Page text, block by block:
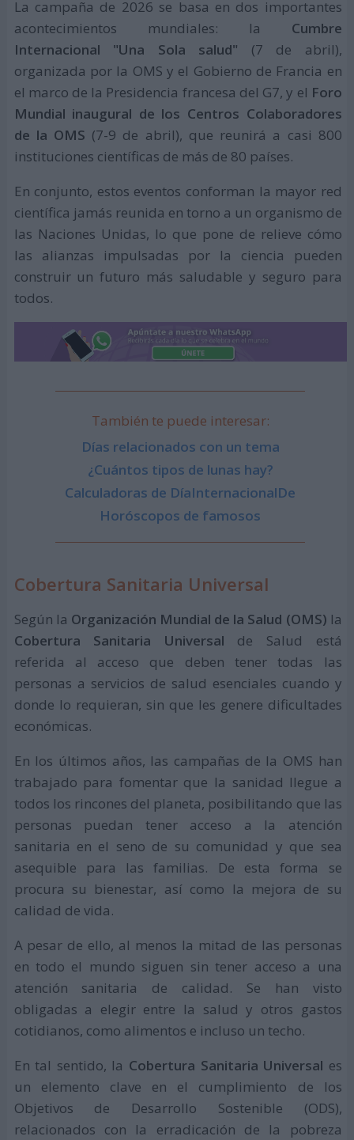
La campaña de 2026 se basa en dos importantes
acontecimientos mundiales: la Cumbre
Internacional "Una Sola salud" (7 de abril),
organizada por la OMS y el Gobierno de Francia en
el marco de la Presidencia francesa del G7, y el Foro
Mundial inaugural de los Centros Colaboradores
de la OMS (7-9 de abril), que reunirá a casi 800
instituciones científicas de más de 80 países.
En conjunto, estos eventos conforman la mayor red
científica jamás reunida en torno a un organismo de
las Naciones Unidas, lo que pone de relieve cómo
las alianzas impulsadas por la ciencia pueden
construir un futuro más saludable y seguro para
todos.
También te puede interesar:
Días relacionados con un tema
¿Cuántos tipos de lunas hay?
Calculadoras de DíaInternacionalDe
Horóscopos de famosos
Cobertura Sanitaria Universal
Según la Organización Mundial de la Salud (OMS) la
Cobertura Sanitaria Universal de Salud está
referida al acceso que deben tener todas las
personas a servicios de salud esenciales cuando y
donde lo requieran, sin que les genere dificultades
económicas.
En los últimos años, las campañas de la OMS han
trabajado para fomentar que la sanidad llegue a
todos los rincones del planeta, posibilitando que las
personas puedan tener acceso a la atención
sanitaria en el seno de su comunidad y que sea
asequible para las familias. De esta forma se
procura su bienestar, así como la mejora de su
calidad de vida.
A pesar de ello, al menos la mitad de las personas
en todo el mundo siguen sin tener acceso a una
atención sanitaria de calidad. Se han visto
obligadas a elegir entre la salud y otros gastos
cotidianos, como alimentos e incluso un techo.
En tal sentido, la Cobertura Sanitaria Universal es
un elemento clave en el cumplimiento de los
Objetivos de Desarrollo Sostenible (ODS),
relacionados con la erradicación de la pobreza